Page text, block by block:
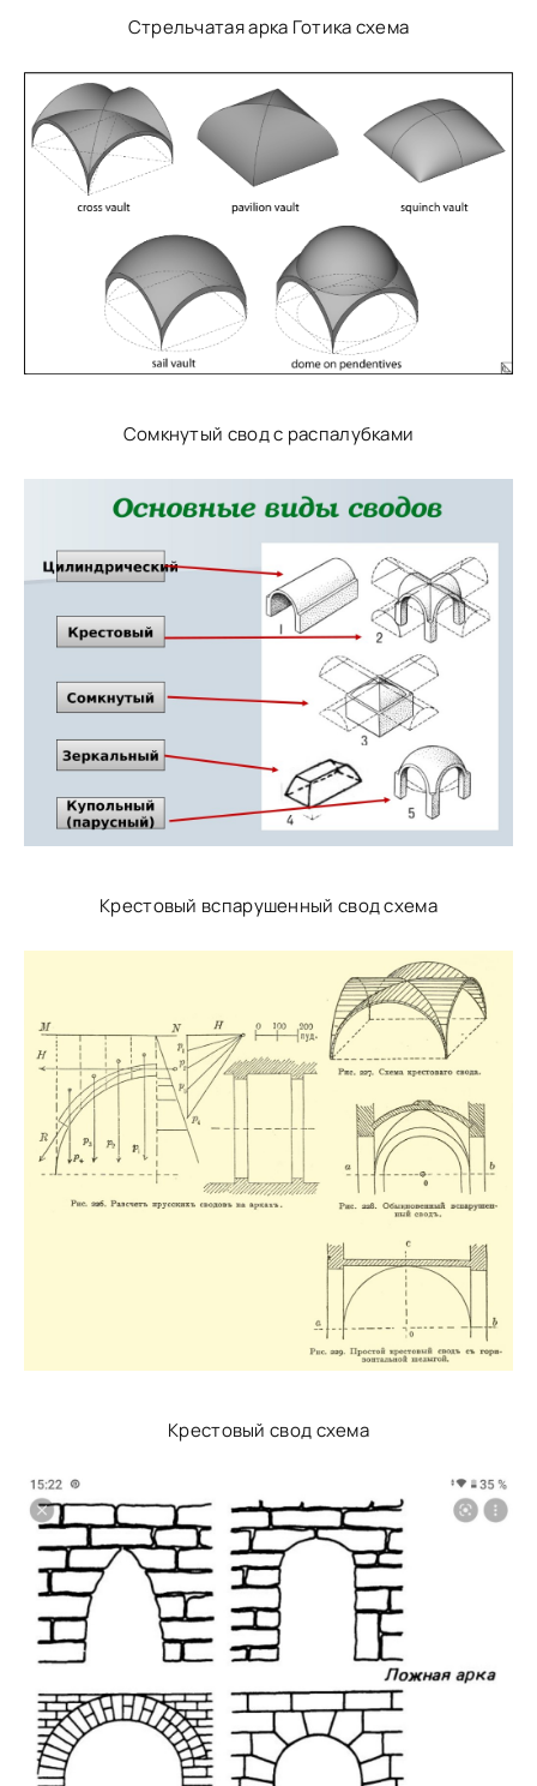
Стрельчатая арка Готика схема
Сомкнутый свод с распалубками
Крестовый вспарушенный свод схема
Крестовый свод схема